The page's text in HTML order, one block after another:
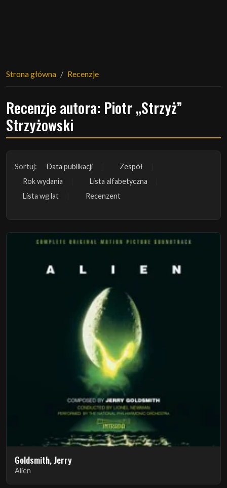
Strona główna Recenzje
Recenzje autora: Piotr „Strzyż”
Strzyżowski
Sortuj: Data publikacji
Zespół
Rok wydania
Lista alfabetyczna
Lista wg lat
Recenzent
Goldsmith, Jerry
Alien